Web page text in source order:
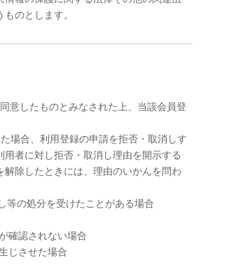
のとします。
意したものとみなされた上、当該会員登
場合、利用登録の申請を拒否・取消しす
者に対し拒否・取消し理由を開示する
除したときには、理由のいかんを問わ
の処分を受けたことがある場合
確認されない場合
じさせた場合